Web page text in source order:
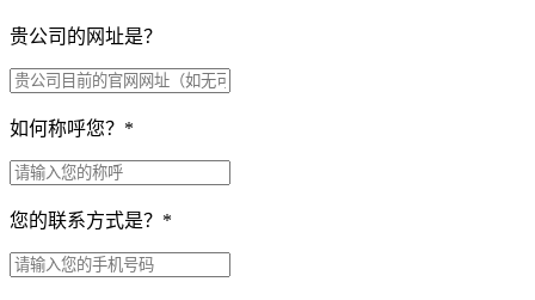
贵公司的网址是？
如何称呼您？ *
您的联系方式是？ *